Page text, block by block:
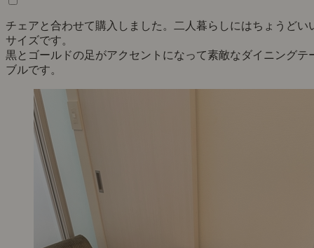
チェアと合わせて購入しました。二人暮らしにはちょうどい
サイズです。
黒とゴールドの足がアクセントになって素敵なダイニングテ
ブルです。